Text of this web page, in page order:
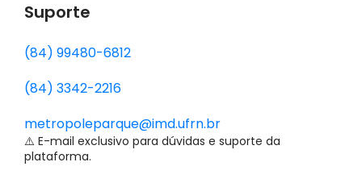
Suporte
(84) 99480-6812
(84) 3342-2216
metropoleparque@imd.ufrn.br
⚠️ E-mail exclusivo para dúvidas e suporte da
plataforma.